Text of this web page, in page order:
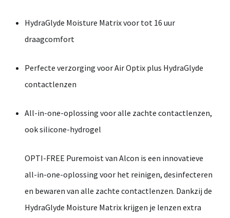
HydraGlyde Moisture Matrixvoor tot 16 uur
draagcomfort
Perfecte verzorging voorAirOptix plus HydraGlyde
contactlenzen
All-in-one-oplossing vooralle zachte contactlenzen,
ooksilicone-hydrogel
OPTI-FREE Puremoistvan Alcon is een innovatieve
all-in-one-oplossing voor het reinigen, desinfecteren
en bewaren van alle zachte contactlenzen. Dankzij de
HydraGlyde Moisture Matrix krijgen je lenzen extra